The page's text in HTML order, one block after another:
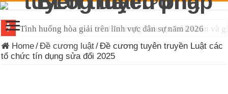
Tình huống hòa giải trên lĩnh vực dân sự năm 2026
Home/Đề cương luật/Đề cương tuyên truyền Luật các
tổ chức tín dụng sửa đổi 2025